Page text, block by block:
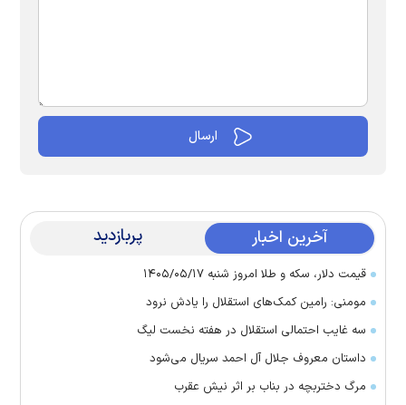
آخرین اخبار پربازدید
قیمت دلار، سکه و طلا امروز شنبه ۱۴۰۵/۰۵/۱۷
مومنی: رامین کمک‌های استقلال را یادش نرود
سه غایب احتمالی استقلال در هفته نخست لیگ
داستان معروف جلال آل احمد سریال می‌شود
مرگ دختربچه در بناب بر اثر نیش عقرب